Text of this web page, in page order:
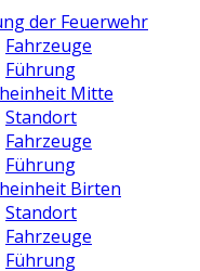
der Feuerwehr
Fahrzeuge
Führung
Mitte
Standort
Fahrzeuge
Führung
Birten
Standort
Fahrzeuge
Führung